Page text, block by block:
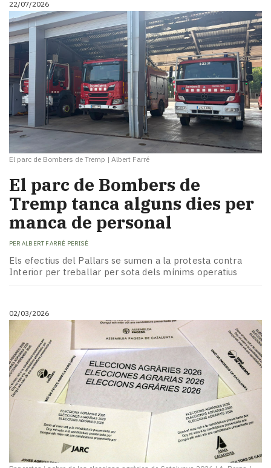
i
turisme
Cultura
Esports
Mai
tant!
TV
mitjans
El
Reportatges
Entrevistes
Enquestes
A
escena!
Dis
la
teva!
Subscriptors
del
Pallars
Contingut
patrocinat
Lo
més
llegit...
22/07/2026
El parc de Bombers de Tremp | Albert Farré
El parc de Bombers de
Tremp tanca alguns dies per
manca de personal
PER ALBERT FARRÉ PERISÉ
Els efectius del Pallars se sumen a la protesta contra
Interior per treballar per sota dels mínims operatius
02/03/2026